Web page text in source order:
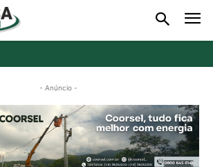
- Anúncio -